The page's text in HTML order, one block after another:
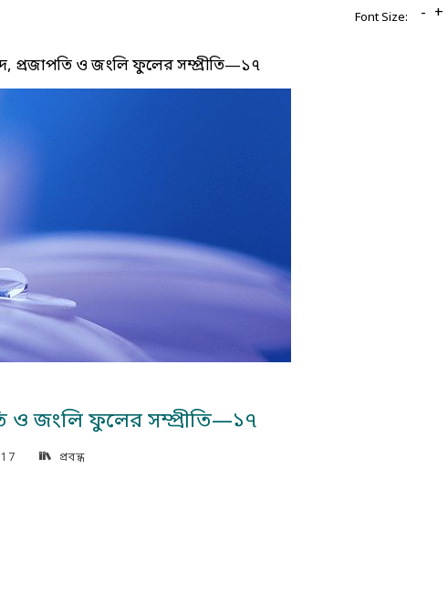
প্রজাপতি ও জংলি ফুলের সম্প্রীতি—১৭
ও জংলি ফুলের সম্প্রীতি—১৭
প্রবন্ধ
Font Size: - +